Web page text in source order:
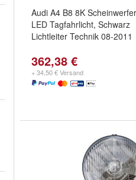
Audi A4 B8 8K Scheinwerfer
LED Tagfahrlicht, Schwarz
Lichtleiter Technik 08-2011
362,38 €
+ 34,50 € Versand